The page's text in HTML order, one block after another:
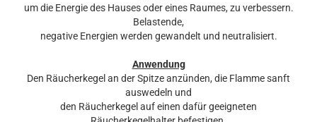
um die Energie des Hauses oder eines Raumes, zu verbessern.
Belastende,
negative Energien werden gewandelt und neutralisiert.
Anwendung
Den Räucherkegel an der Spitze anzünden, die Flamme sanft
auswedeln und
den Räucherkegel auf einen dafür geeigneten